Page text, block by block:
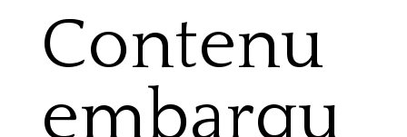
Contenu
embarqu